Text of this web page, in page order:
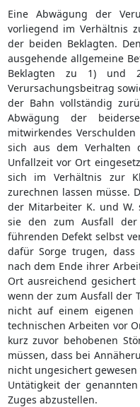
Eine Abwägung der
vorliegend im Verhältnis
der beiden Beklagten.
ausgehende allgemeine
Beklagten zu 1) und
Verursachungsbeitrag
der Bahn vollständig
Abwägung der
mitwirkendes
sich aus dem
Unfallzeit vor Ort
sich im Verhältnis zur
zurechnen lassen müsse.
der Mitarbeiter K. und W.
sie den zum Ausfall der
führenden Defekt selbst
dafür Sorge trugen,
nach dem Ende ihrer
Ort ausreichend
wenn der zum Ausfall der
nicht auf einem eigenen
technischen Arbeiten vor
kurz zuvor behobenen
müssen, dass bei
nicht ungesichert
Untätigkeit der
Zuges abzustellen.